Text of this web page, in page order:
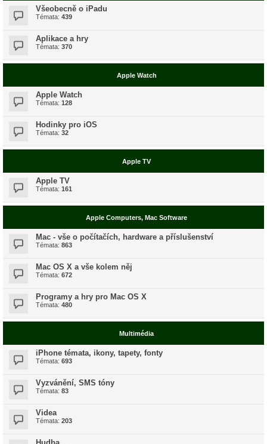
Všeobecně o iPadu
Témata: 439
Aplikace a hry
Témata: 370
Apple Watch
Apple Watch
Témata: 128
Hodinky pro iOS
Témata: 32
Apple TV
Apple TV
Témata: 161
Apple Computers, Mac Software
Mac - vše o počítačích, hardware a příslušenství
Témata: 863
Mac OS X a vše kolem něj
Témata: 672
Programy a hry pro Mac OS X
Témata: 480
Multimédia
iPhone témata, ikony, tapety, fonty
Témata: 693
Vyzvánění, SMS tóny
Témata: 83
Videa
Témata: 203